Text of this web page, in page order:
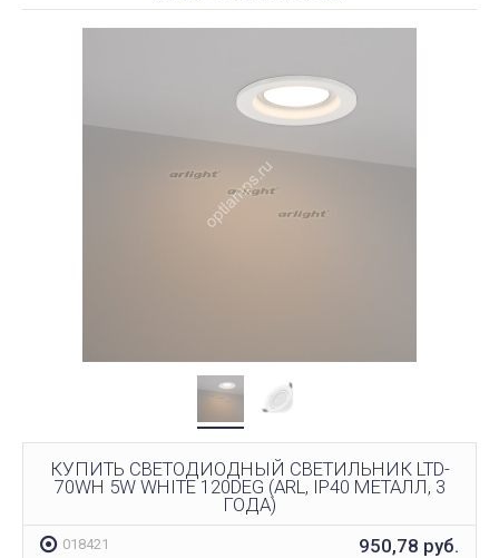
КУПИТЬ СВЕТОДИОДНЫЙ СВЕТИЛЬНИК LTD-
70WH 5W WHITE 120DEG (ARL, IP40 МЕТАЛЛ, 3
ГОДА)
018421 950,78 руб.